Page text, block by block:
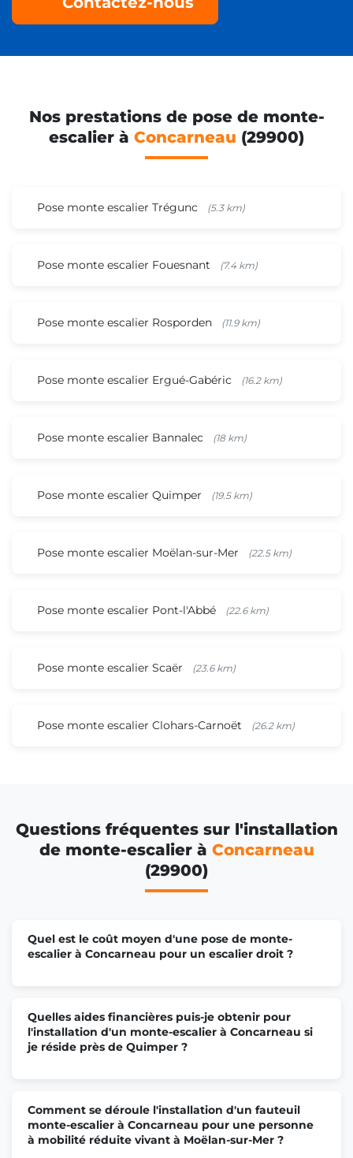
Nos prestations de pose de monte-
escalier à Concarneau (29900)
Pose monte escalier Trégunc (5.3 km)
Pose monte escalier Fouesnant (7.4 km)
Pose monte escalier Rosporden (11.9 km)
Pose monte escalier Ergué-Gabéric (16.2 km)
Pose monte escalier Bannalec (18 km)
Pose monte escalier Quimper (19.5 km)
Pose monte escalier Moëlan-sur-Mer (22.5 km)
Pose monte escalier Pont-l'Abbé (22.6 km)
Pose monte escalier Scaër (23.6 km)
Pose monte escalier Clohars-Carnoët (26.2 km)
Questions fréquentes sur l'installation
de monte-escalier à Concarneau
(29900)
Quel est le coût moyen d'une pose de monte-
escalier à Concarneau pour un escalier droit ?
Quelles aides financières puis-je obtenir pour
l'installation d'un monte-escalier à Concarneau si
je réside près de Quimper ?
Comment se déroule l'installation d'un fauteuil
monte-escalier à Concarneau pour une personne
à mobilité réduite vivant à Moëlan-sur-Mer ?